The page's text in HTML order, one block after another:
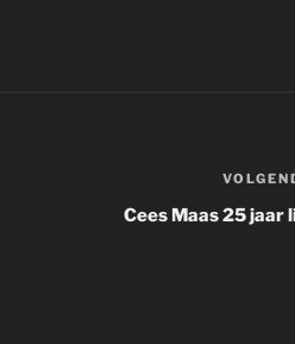
Cees Maas 25 jaar